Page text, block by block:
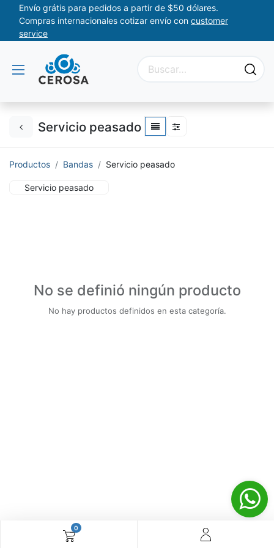
0
Envío grátis para pedidos a partir de $50 dólares.
Compras internacionales cotizar envío con customer
service
Servicio peasado
Productos Bandas Servicio peasado
Servicio peasado
No se definió ningún producto
No hay productos definidos en esta categoría.